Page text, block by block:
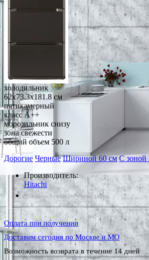
холодильник
62x73.3x181.8 см
пятикамерный
класс A++
морозильник снизу
зона свежести
общий объем 500 л
Дорогие Черные Шириной 60 см С зоной
Производитель:
Hitachi
*Наличие уточняйте у менеджера
Оплата при получении
Доставим сегодня по Москве и МО
Возможность возврата в течение 14 дней